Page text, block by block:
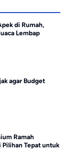
di Rumah,
Lembap
agar Budget
Ramah
Pilihan Tepat untuk